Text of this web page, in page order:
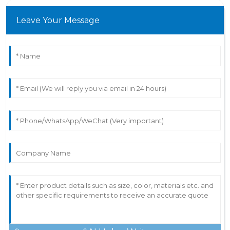
Leave Your Message